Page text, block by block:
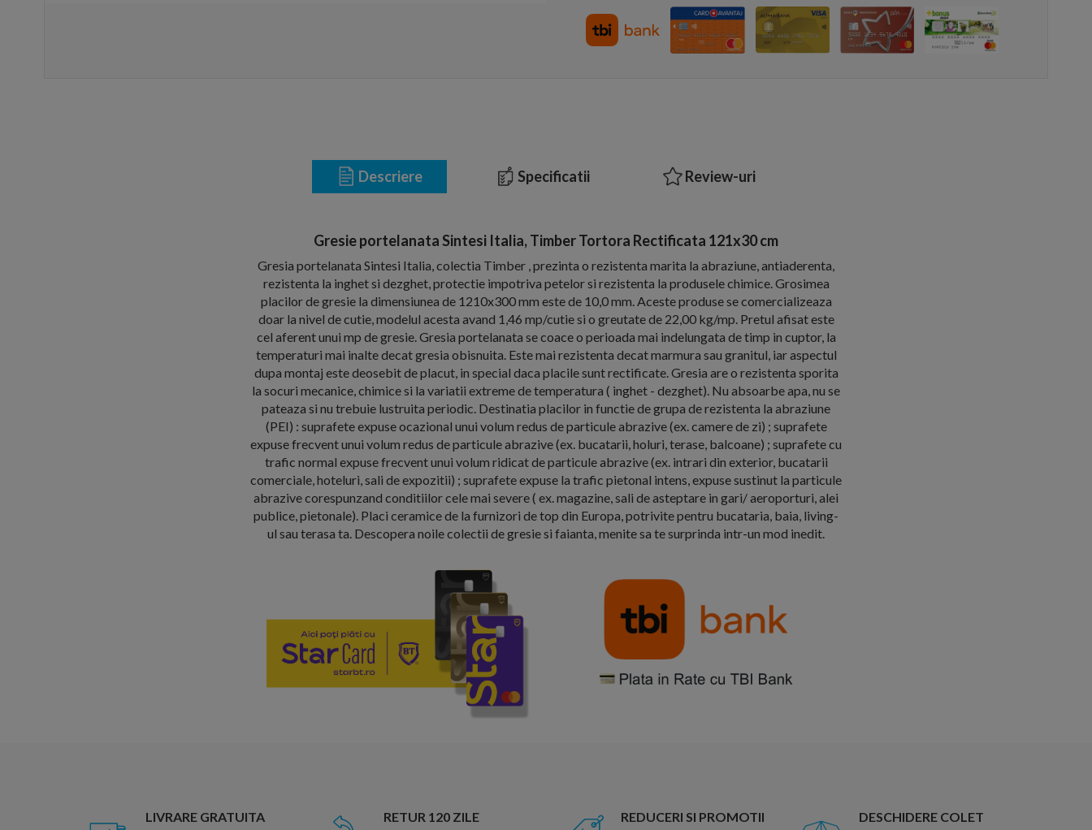
Descriere Specificatii Review-uri
Gresie portelanata Sintesi Italia, Timber Tortora Rectificata 121x30 cm
Gresia portelanata Sintesi Italia, colectia Timber , prezinta o rezistenta marita la abraziune, antiaderenta,
rezistenta la inghet si dezghet, protectie impotriva petelor si rezistenta la produsele chimice. Grosimea
placilor de gresie la dimensiunea de 1210x300 mm este de 10,0 mm. Aceste produse se comercializeaza
doar la nivel de cutie, modelul acesta avand 1,46 mp/cutie si o greutate de 22,00 kg/mp. Pretul afisat este
cel aferent unui mp de gresie. Gresia portelanata se coace o perioada mai indelungata de timp in cuptor, la
temperaturi mai inalte decat gresia obisnuita. Este mai rezistenta decat marmura sau granitul, iar aspectul
dupa montaj este deosebit de placut, in special daca placile sunt rectificate. Gresia are o rezistenta sporita
la socuri mecanice, chimice si la variatii extreme de temperatura ( inghet - dezghet). Nu absoarbe apa, nu se
pateaza si nu trebuie lustruita periodic. Destinatia placilor in functie de grupa de rezistenta la abraziune
(PEI) : suprafete expuse ocazional unui volum redus de particule abrazive (ex. camere de zi) ; suprafete
expuse frecvent unui volum redus de particule abrazive (ex. bucatarii, holuri, terase, balcoane) ; suprafete cu
trafic normal expuse frecvent unui volum ridicat de particule abrazive (ex. intrari din exterior, bucatarii
comerciale, hoteluri, sali de expozitii) ; suprafete expuse la trafic pietonal intens, expuse sustinut la particule
abrazive corespunzand conditiilor cele mai severe ( ex. magazine, sali de asteptare in gari/ aeroporturi, alei
publice, pietonale). Placi ceramice de la furnizori de top din Europa, potrivite pentru bucataria, baia, living-
ul sau terasa ta. Descopera noile colectii de gresie si faianta, menite sa te surprinda intr-un mod inedit.
LIVRARE GRATUITA RETUR 120 ZILE REDUCERI SI PROMOTII DESCHIDERE COLET